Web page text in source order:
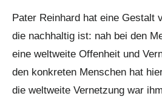
Pater Reinhard hat eine Gestalt
die nachhaltig ist: nah bei den
eine weltweite Offenheit und
den konkreten Menschen hat
die weltweite Vernetzung war